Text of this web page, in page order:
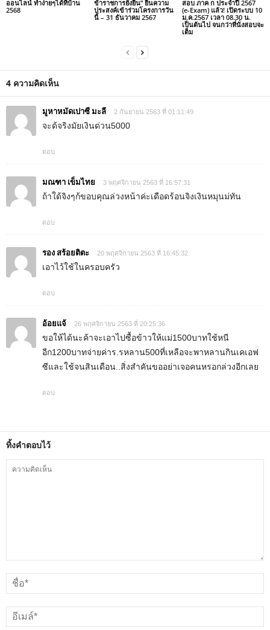
ออนไลน์ ทำง่ายๆได้ที่บ้าน
2568
ข้าราชการยั่งยืน” ยื่นความ
ประสงค์เข้าร่วมโครงการวัน
นี้ – 31 ธันวาคม 2567
สอบ ภาค ก ประจำปี 2567
(e-Exam) แล้ว! เปิดระบบ 10
ม.ค.2567 เวลา 08.30 น.
เป็นต้นไป จนกว่าที่นั่งสอบจะ
เต็ม
4 ความคิดเห็น
มูหาหมัดเปาซี มะลี 2 กันยายน 2563 ที่ 01:11:49
จะด้จริงมัยเงินด่วน5000
ตอบ
มณฑา เข็มไทย 3 พฤศจิกายน 2563 ที่ 16:57:31
ถ้าใด้จิงๆก้ขอบคุณล่วงหน้าค่ะเดือดร้อนจิงเงินหมุนม่ทัน
ตอบ
รอง สร้อยติตะ 20 พฤศจิกายน 2563 ที่ 16:45:32
เอาไว้ใช้ในครอบครัว
ตอบ
อ้อยแจ้ 26 พฤศจิกายน 2563 ที่ 20:25:36
ขอให้ได้นะค้าจะเอาไปซื้อข้าวให้แม่1500บาทใช้หนี
อีก1200บาทจ่ายค่าร.รหลาน500ที่เหลือจะพาหลานกินเคเอฟ
ซีและใช้จนสินเดือน..สิ่งสำคันขออย่าเจอคนหรอกล่วงอีกเลย
ตอบ
ทิ้งคำตอบไว้